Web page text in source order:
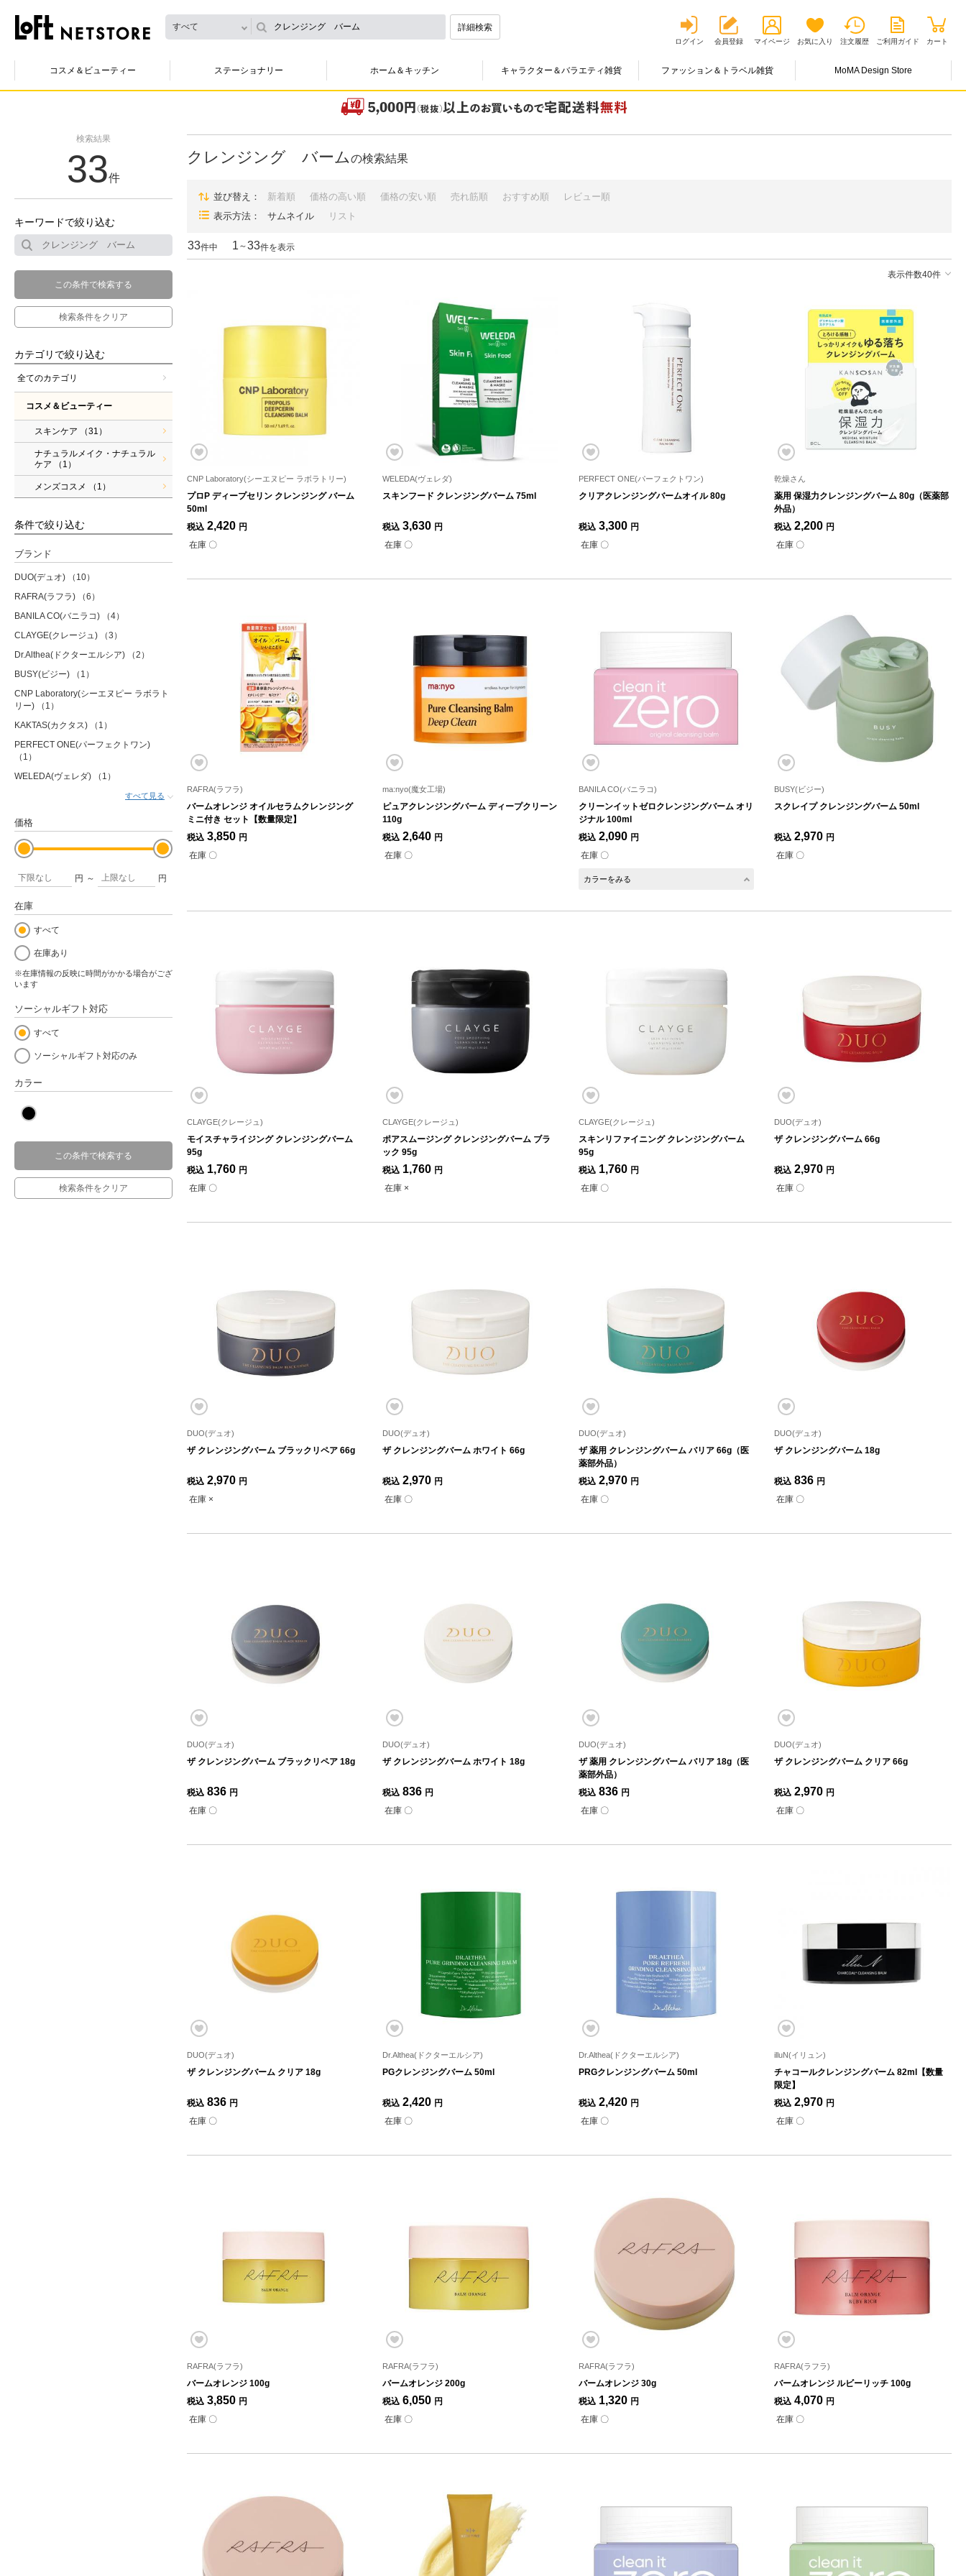
すべて 詳細検索
ログイン 会員登録 マイページ お気に入り 注文履歴 ご利用ガイド カート
コスメ＆ビューティー ステーショナリー ホーム＆キッチン キャラクター＆バラエティ雑貨 ファッション＆トラベル雑貨 MoMA Design Store
検索結果
33件
キーワードで絞り込む
この条件で検索する
検索条件をクリア
カテゴリで絞り込む
全てのカテゴリ
コスメ＆ビューティー
スキンケア （31）
ナチュラルメイク・ナチュラル
ケア
（1）
メンズコスメ （1）
条件で絞り込む
ブランド
DUO(デュオ)
（10）
RAFRA(ラフラ)
（6）
BANILA CO(バニラコ)
（4）
CLAYGE(クレージュ)
（3）
Dr.Althea(ドクターエルシア)
（2）
BUSY(ビジー)
（1）
CNP Laboratory(シーエヌピー ラボラト
リー)
（1）
KAKTAS(カクタス)
（1）
PERFECT ONE(パーフェクトワン)
（1）
WELEDA(ヴェレダ)
（1）
すべて見る
価格
円 ～ 円
在庫
すべて
在庫あり
※在庫情報の反映に時間がかかる場合がござ
います
ソーシャルギフト対応
すべて
ソーシャルギフト対応のみ
カラー
この条件で検索する
検索条件をクリア
クレンジング バームの検索結果
並び替え 新着順 価格の高い順 価格の安い順 売れ筋順 おすすめ順
レビュー順
表示方法
サムネイル リスト
33件中 1 ～33件を表示
表示件数40件
CNP Laboratory(シーエヌピー ラボラトリー)
プロP ディープセリン クレンジング バーム
50ml
税込 2,420 円
在庫 〇
WELEDA(ヴェレダ)
スキンフード クレンジングバーム 75ml
税込 3,630 円
在庫 〇
PERFECT ONE(パーフェクトワン)
クリアクレンジングバームオイル 80g
税込 3,300 円
在庫 〇
乾燥さん
薬用 保湿力クレンジングバーム 80g（医薬部
外品）
税込 2,200 円
在庫 〇
RAFRA(ラフラ)
バームオレンジ オイルセラムクレンジング
ミニ付き セット【数量限定】
税込 3,850 円
在庫 〇
ma:nyo(魔女工場)
ピュアクレンジングバーム ディープクリーン
110g
税込 2,640 円
在庫 〇
BANILA CO(バニラコ)
クリーンイットゼロクレンジングバーム オリ
ジナル 100ml
税込 2,090 円
在庫 〇
カラーをみる
BUSY(ビジー)
スクレイプ クレンジングバーム 50ml
税込 2,970 円
在庫 〇
CLAYGE(クレージュ)
モイスチャライジング クレンジングバーム
95g
税込 1,760 円
在庫 〇
CLAYGE(クレージュ)
ポアスムージング クレンジングバーム ブラ
ック 95g
税込 1,760 円
在庫 ×
CLAYGE(クレージュ)
スキンリファイニング クレンジングバーム
95g
税込 1,760 円
在庫 〇
DUO(デュオ)
ザ クレンジングバーム 66g
税込 2,970 円
在庫 〇
DUO(デュオ)
ザ クレンジングバーム ブラックリペア 66g
税込 2,970 円
在庫 ×
DUO(デュオ)
ザ クレンジングバーム ホワイト 66g
税込 2,970 円
在庫 〇
DUO(デュオ)
ザ 薬用 クレンジングバーム バリア 66g（医
薬部外品）
税込 2,970 円
在庫 〇
DUO(デュオ)
ザ クレンジングバーム 18g
税込 836 円
在庫 〇
DUO(デュオ)
ザ クレンジングバーム ブラックリペア 18g
税込 836 円
在庫 〇
DUO(デュオ)
ザ クレンジングバーム ホワイト 18g
税込 836 円
在庫 〇
DUO(デュオ)
ザ 薬用 クレンジングバーム バリア 18g（医
薬部外品）
税込 836 円
在庫 〇
DUO(デュオ)
ザ クレンジングバーム クリア 66g
税込 2,970 円
在庫 〇
DUO(デュオ)
ザ クレンジングバーム クリア 18g
税込 836 円
在庫 〇
Dr.Althea(ドクターエルシア)
PGクレンジングバーム 50ml
税込 2,420 円
在庫 〇
Dr.Althea(ドクターエルシア)
PRGクレンジングバーム 50ml
税込 2,420 円
在庫 〇
illuN(イリュン)
チャコールクレンジングバーム 82ml【数量
限定】
税込 2,970 円
在庫 〇
RAFRA(ラフラ)
バームオレンジ 100g
税込 3,850 円
在庫 〇
RAFRA(ラフラ)
バームオレンジ 200g
税込 6,050 円
在庫 〇
RAFRA(ラフラ)
バームオレンジ 30g
税込 1,320 円
在庫 〇
RAFRA(ラフラ)
バームオレンジ ルビーリッチ 100g
税込 4,070 円
在庫 〇